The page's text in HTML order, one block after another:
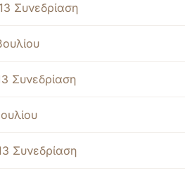
Συνεδρίαση
Συνεδρίαση
Συνεδρίαση